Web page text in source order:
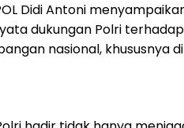
Didi Antoni
dukungan Polri
nasional, khususnya